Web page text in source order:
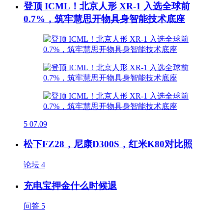
登顶 ICML！北京人形 XR-1 入选全球前
0.7%，筑牢慧思开物具身智能技术底座
5 07.09
松下FZ28，尼康D300S，红米K80对比照
论坛 4
充电宝押金什么时候退
问答 5